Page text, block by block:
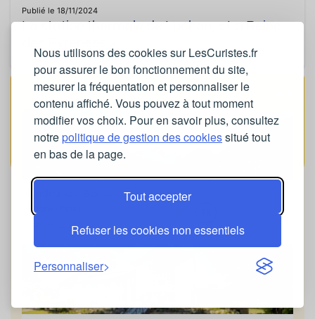
Nous utilisons des cookies sur LesCuristes.fr
pour assurer le bon fonctionnement du site,
mesurer la fréquentation et personnaliser le
contenu affiché. Vous pouvez à tout moment
modifier vos choix. Pour en savoir plus, consultez
notrepolitique de gestion des cookiessitué tout
en bas de la page.
Tout accepter
Refuser les cookies non essentiels
Personnaliser
Publié le 18/11/2024
La station thermale de Luchon, « La Reine
Les Stations à la Une SPONSORISÉ
Rhône-Alpes
0479552344